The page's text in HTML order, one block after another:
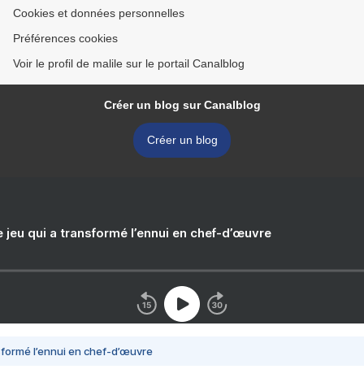
Cookies et données personnelles
Préférences cookies
Voir le profil de malile sur le portail Canalblog
Créer un blog sur Canalblog
Créer un blog
jeu qui a transformé l’ennui en chef-d’œuvre
l’ennui en chef-d’œuvre